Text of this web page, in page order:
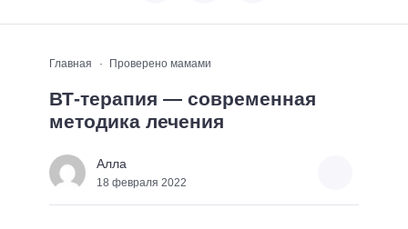
Главная Проверено мамами
ВТ-терапия — современная
методика лечения
Алла
18 февраля 2022